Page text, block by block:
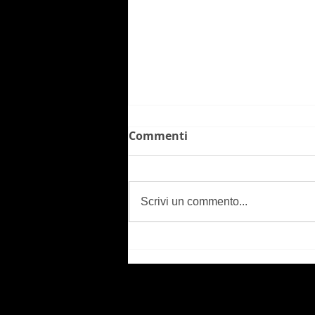
International Film
Commenti
Scrivi un commento...